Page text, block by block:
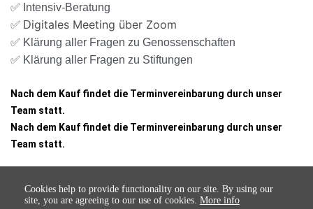
✅ Intensiv-Beratung
✅ Digitales Meeting über Zoom
✅ Klärung aller Fragen zu Genossenschaften
✅ Klärung aller Fragen zu Stiftungen
Nach dem Kauf findet die Terminvereinbarung durch unser
Team statt.
Nach dem Kauf findet die Terminvereinbarung durch unser
Team statt.
Cookies help to provide functionality on our site. By using our
site, you are agreeing to our use of cookies. More info